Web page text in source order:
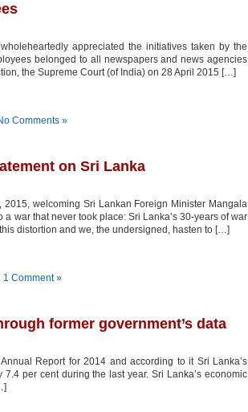
appreciated the initiatives taken by the
belonged to all newspapers and news agencies
the Supreme Court (of India) on 28 April 2015 […]
Comments »
on Sri Lanka
welcoming Sri Lankan Foreign Minister Mangala
war that never took place: Sri Lanka’s 30-years of war
distortion and we, the undersigned, hasten to […]
1 Comment »
former government’s data
Report for 2014 and according to it Sri Lanka’s
per cent during the last year. Sri Lanka’s economic